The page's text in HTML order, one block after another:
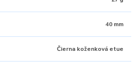
40 mm
Čierna koženková etue